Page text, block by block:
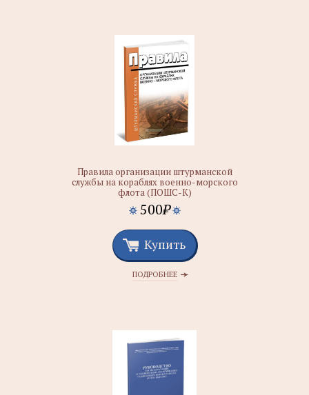
Правила организации штурманской
службы на кораблях военно-морского
флота (ПОШС-К)
500₽
Купить
ПОДРОБНЕЕ